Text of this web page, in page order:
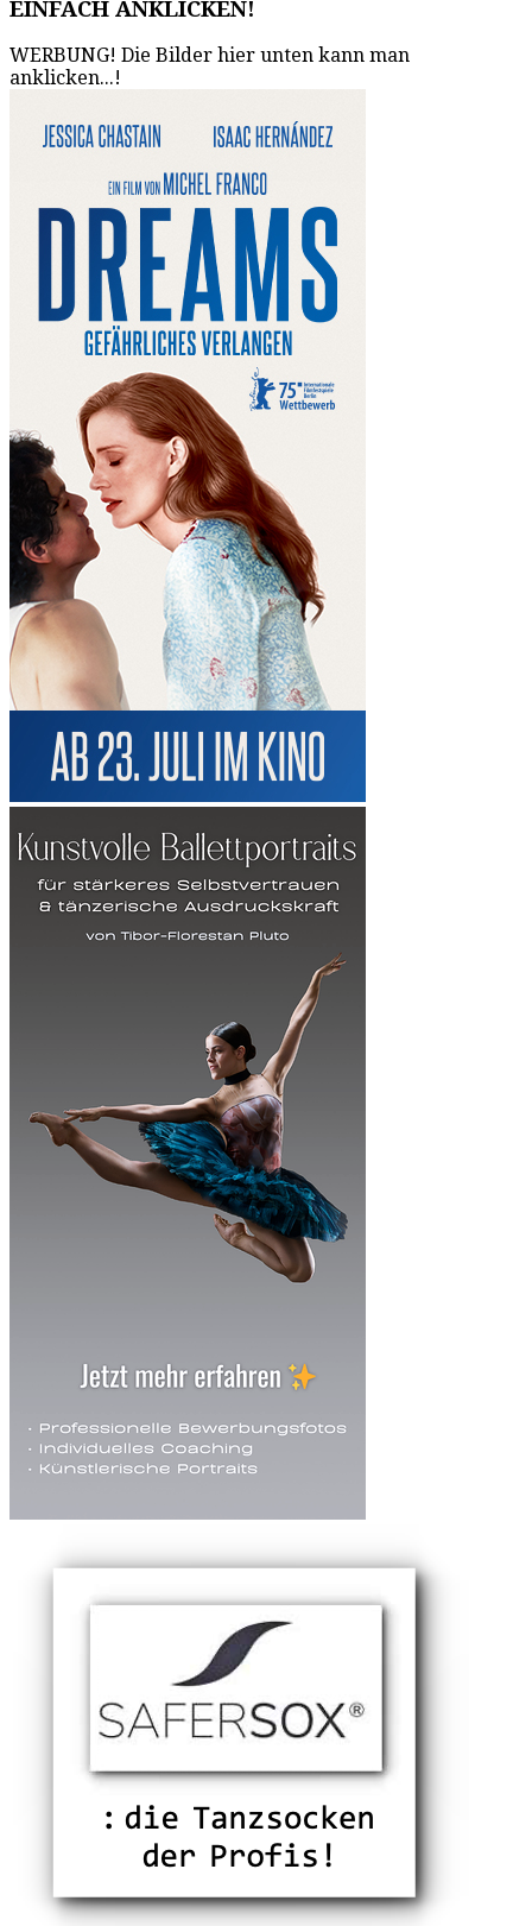
EINFACH ANKLICKEN!
WERBUNG! Die Bilder hier unten kann man
anklicken...!